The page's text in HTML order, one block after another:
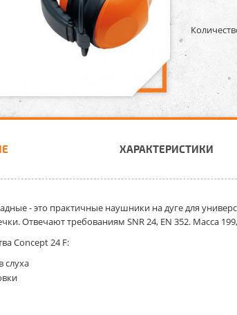
ХАРАКТЕРИСТИКИ
- это практичные наушники на дуге для
Отвечают требованиям SNR 24, EN 352. Масса
Concept 24 F:
слуха